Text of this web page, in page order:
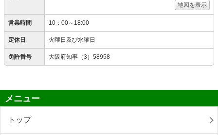
地図を表示
営業時間 10：00～18:00
定休日 火曜日及び水曜日
免許番号 大阪府知事（3）58958
メニュー
トップ